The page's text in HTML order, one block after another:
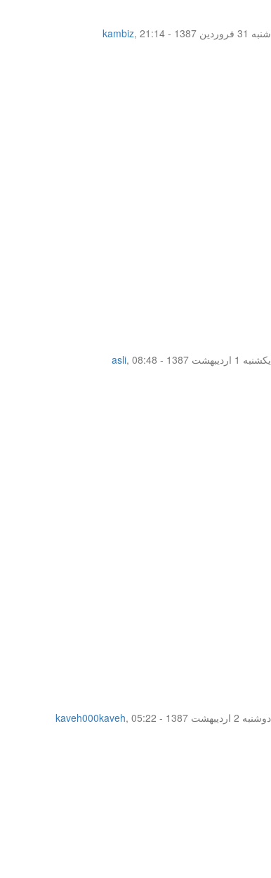
kambiz,
شنبه 31 فروردین 1387 - 21:14
asli,
یکشنبه 1 اردیبهشت 1387 - 08:48
kaveh000kaveh,
دوشنبه 2 اردیبهشت 1387 - 05:22